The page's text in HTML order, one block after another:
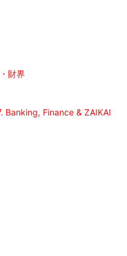
財界
Banking, Finance & ZAIKAI